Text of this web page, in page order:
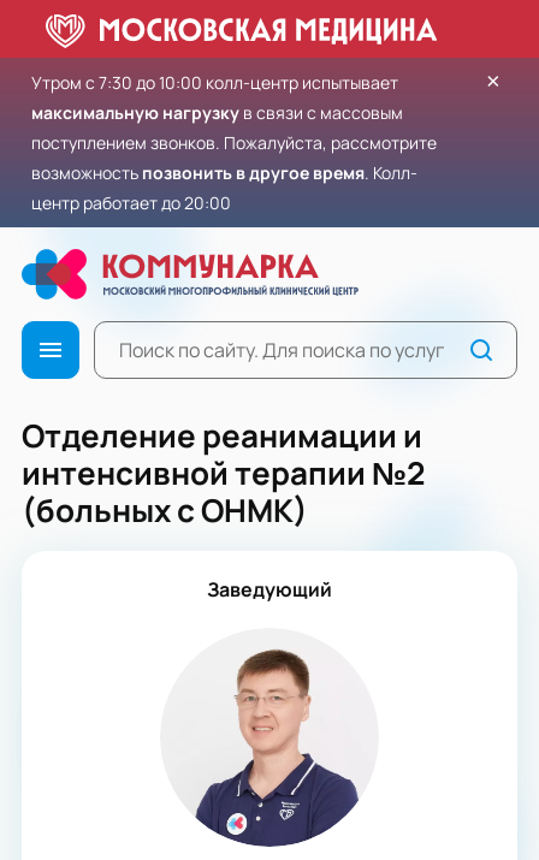
Утром с 7:30 до 10:00 колл-центр испытывает
максимальную нагрузку в связи с массовым
поступлением звонков. Пожалуйста, рассмотрите
возможность позвонить в другое время. Колл-
центр работает до 20:00
×
Отделение реанимации и
интенсивной терапии №2
(больных с ОНМК)
Заведующий